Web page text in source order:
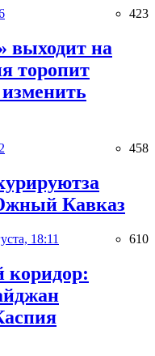
423
выходит на
торопит
458
Кавказ
18:11 610
коридор: